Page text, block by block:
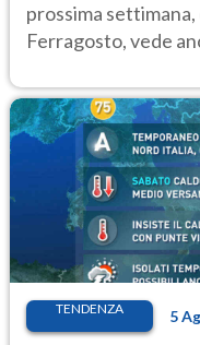
prossima
Ferragosto, vede
TENDENZA 5